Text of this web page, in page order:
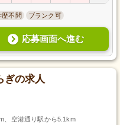
歴不問 ブランク可
応募画面へ進む
ぎの求人
、空港通り駅から5.1km